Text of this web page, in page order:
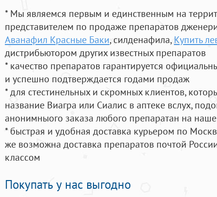
* Мы являемся первым и единственным на
представителем по продаже препаратов
Аванафил Красные Баки, силденафила, Купить
дистрибьютором других известных препаратов
* качество препаратов гарантируется
и успешно подтверждается годами продаж
* для стестинельных и скромных клиентов,
название Виагра или Сиалис в аптеке вслух,
анонимныого заказа любого препаратан на
* быстрая и удобная доставка курьером по
же возможна доставка препаратов почтой
классом
Покупать у нас выгодно